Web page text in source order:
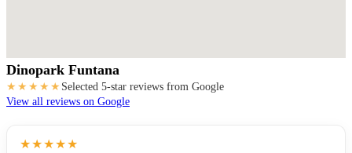
Dinopark Funtana
★★★★★ Selected 5-star reviews from Google
View all reviews on Google
★★★★★